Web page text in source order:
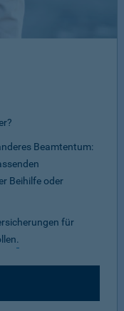
Beamtentum:
Beihilfe oder
für
.